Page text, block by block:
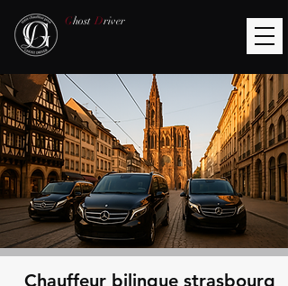
Ghost Driver
Chauffeur bilingue strasbourg